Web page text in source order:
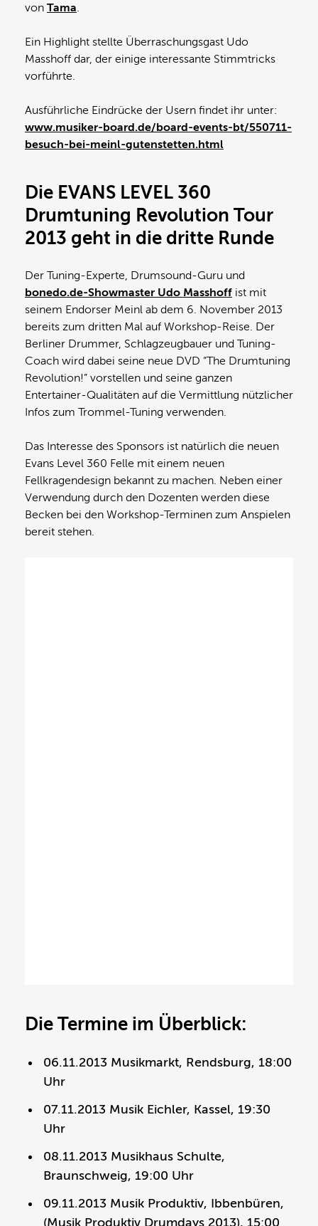
von Tama.
Ein Highlight stellte Überraschungsgast Udo
Masshoff dar, der einige interessante Stimmtricks
vorführte.
Ausführliche Eindrücke der Usern findet ihr unter:
www.musiker-board.de/board-events-bt/550711-
besuch-bei-meinl-gutenstetten.html
Die EVANS LEVEL 360
Drumtuning Revolution Tour
2013 geht in die dritte Runde
Der Tuning-Experte, Drumsound-Guru und
bonedo.de-Showmaster Udo Masshoff ist mit
seinem Endorser Meinl ab dem 6. November 2013
bereits zum dritten Mal auf Workshop-Reise. Der
Berliner Drummer, Schlagzeugbauer und Tuning-
Coach wird dabei seine neue DVD “The Drumtuning
Revolution!” vorstellen und seine ganzen
Entertainer-Qualitäten auf die Vermittlung nützlicher
Infos zum Trommel-Tuning verwenden.
Das Interesse des Sponsors ist natürlich die neuen
Evans Level 360 Felle mit einem neuen
Fellkragendesign bekannt zu machen. Neben einer
Verwendung durch den Dozenten werden diese
Becken bei den Workshop-Terminen zum Anspielen
bereit stehen.
Die Termine im Überblick:
06.11.2013 Musikmarkt, Rendsburg, 18:00
Uhr
07.11.2013 Musik Eichler, Kassel, 19:30
Uhr
08.11.2013 Musikhaus Schulte,
Braunschweig, 19:00 Uhr
09.11.2013 Musik Produktiv, Ibbenbüren,
(Musik Produktiv Drumdays 2013), 15:00